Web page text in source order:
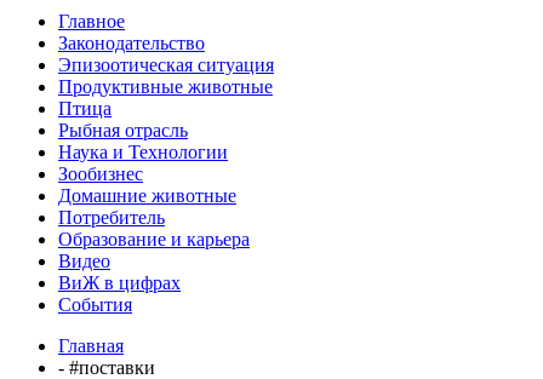
Главное
Законодательство
Эпизоотическая ситуация
Продуктивные животные
Птица
Рыбная отрасль
Наука и Технологии
Зообизнес
Домашние животные
Потребитель
Образование и карьера
Видео
ВиЖ в цифрах
События
Главная
- #поставки